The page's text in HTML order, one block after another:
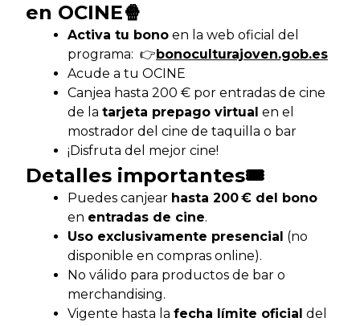
en OCINE🍿
Activa tu bono en la web oficial del
programa: 👉 bonoculturajoven.gob.es
Acude a tu OCINE
Canjea hasta 200 € por entradas de cine
de la tarjeta prepago virtual en el
mostrador del cine de taquilla o bar
¡Disfruta del mejor cine!
Detalles importantes🎟️
Puedes canjear hasta 200 € del bono
en entradas de cine.
Uso exclusivamente presencial (no
disponible en compras online).
No válido para productos de bar o
merchandising.
Vigente hasta la fecha límite oficial del